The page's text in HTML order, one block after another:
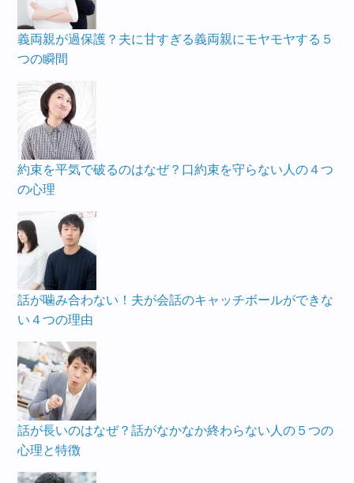
義両親が過保護？夫に甘すぎる義両親にモヤモヤする５
つの瞬間
約束を平気で破るのはなぜ？口約束を守らない人の４つ
の心理
話が噛み合わない！夫が会話のキャッチボールができな
い４つの理由
話が長いのはなぜ？話がなかなか終わらない人の５つの
心理と特徴